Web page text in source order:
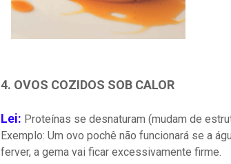
4. OVOS COZIDOS SOB CALOR
Lei: Proteínas se desnaturam (mudam de
Exemplo: Um ovo pochê não funcionará se a
ferver, a gema vai ficar excessivamente firme.